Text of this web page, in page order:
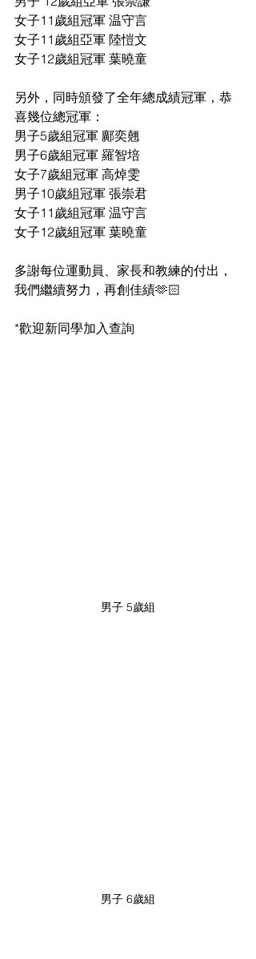
女子11歲組冠軍 温守言
女子11歲組亞軍 陸愷文
女子12歲組冠軍 葉曉童
另外，同時頒發了全年總成績冠軍，恭
喜幾位總冠軍：
男子5歲組冠軍 鄺奕翹
男子6歲組冠軍 羅智培
女子7歲組冠軍 高焯雯
男子10歲組冠軍 張崇君
女子11歲組冠軍 温守言
女子12歲組冠軍 葉曉童
多謝每位運動員、家長和教練的付出，
我們繼續努力，再創佳績🫶🏻
*歡迎新同學加入查詢
男子 5歲組
男子 6歲組